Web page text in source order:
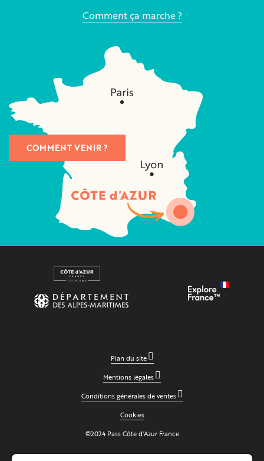
Comment ça marche ?
COMMENT VENIR ?
Plan du site
Mentions légales
Conditions générales de ventes
Cookies
©2024 Pass Côte d'Azur France